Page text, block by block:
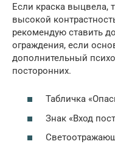
Если краска выцвела,
высокой
рекомендую ставить
ограждения, если
дополнительный
посторонних.
Табличка
Знак «Вход